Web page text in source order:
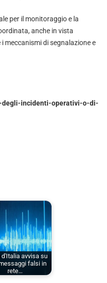
per il monitoraggio e la
anche in vista
meccanismi di segnalazione e
degli-incidenti-operativi-o-di-
d'Italia avvisa su
falsi in
rete…